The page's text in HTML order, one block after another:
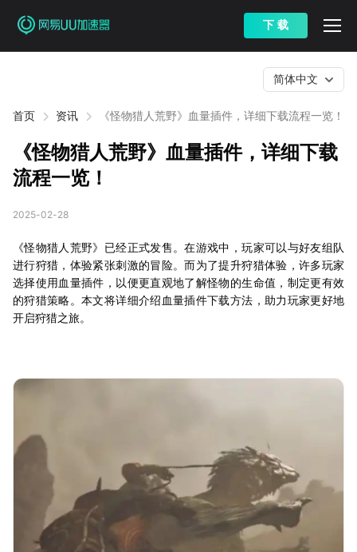
下 载
首页 资讯 《怪物猎人荒野》血量插件，详细下载流程一览！
简体中文
《怪物猎人荒野》血量插件，详细下载
流程一览！
2025-02-28
《怪物猎人荒野》已经正式发售。在游戏中，玩家可以与好友组队
进行狩猎，体验紧张刺激的冒险。而为了提升狩猎体验，许多玩家
选择使用血量插件，以便更直观地了解怪物的生命值，制定更有效
的狩猎策略。本文将详细介绍血量插件下载方法，助力玩家更好地
开启狩猎之旅。